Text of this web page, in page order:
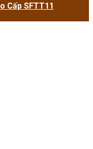
Cấp SFTT11